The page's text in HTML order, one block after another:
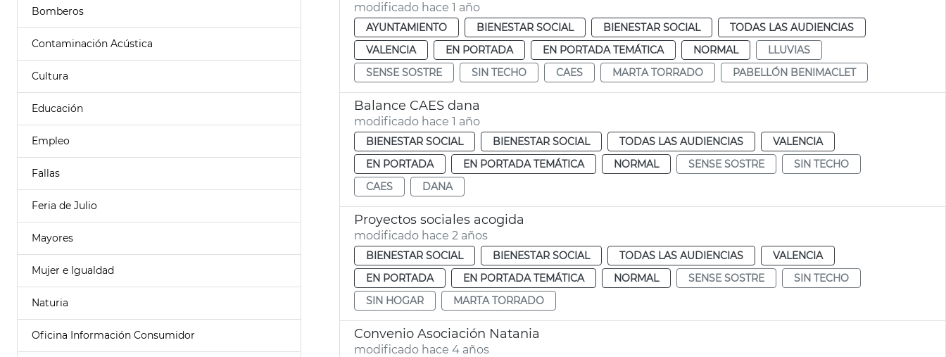
Bomberos
Contaminación Acústica
Cultura
Educación
Empleo
Fallas
Feria de Julio
Mayores
Mujer e Igualdad
Naturia
Oficina Información Consumidor
modificado hace 1 año
AYUNTAMIENTO BIENESTAR SOCIAL BIENESTAR SOCIAL
TODAS LAS AUDIENCIAS
VALENCIA
EN PORTADA EN PORTADA TEMÁTICA NORMAL
LLUVIAS
SENSE SOSTRE
SIN TECHO CAES MARTA TORRADO PABELLÓN BENIMACLET
Balance CAES dana
modificado hace 1 año
BIENESTAR SOCIAL BIENESTAR SOCIAL TODAS LAS AUDIENCIAS
VALENCIA
EN PORTADA
EN PORTADA TEMÁTICA NORMAL SENSE SOSTRE
SIN TECHO
CAES
DANA
Proyectos sociales acogida
modificado hace 2 años
BIENESTAR SOCIAL BIENESTAR SOCIAL TODAS LAS AUDIENCIAS
VALENCIA
EN PORTADA
EN PORTADA TEMÁTICA NORMAL SENSE SOSTRE
SIN TECHO
SIN HOGAR
MARTA TORRADO
Convenio Asociación Natania
modificado hace 4 años